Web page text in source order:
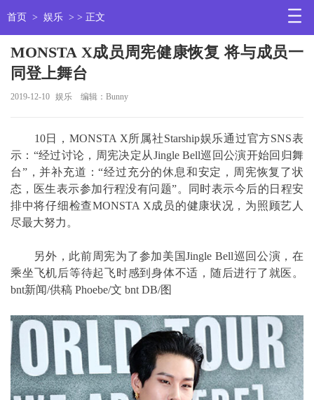
首页 > 娱乐 > > 正文
MONSTA X成员周宪健康恢复 将与成员一
同登上舞台
2019-12-10 娱乐 编辑：Bunny
10日，MONSTA X所属社Starship娱乐通过官方SNS表
示：“经过讨论，周宪决定从Jingle Bell巡回公演开始回归舞
台”，并补充道：“经过充分的休息和安定，周宪恢复了状
态，医生表示参加行程没有问题”。同时表示今后的日程安
排中将仔细检查MONSTA X成员的健康状况，为照顾艺人
尽最大努力。
另外，此前周宪为了参加美国Jingle Bell巡回公演，在
乘坐飞机后等待起飞时感到身体不适，随后进行了就医。
bnt新闻/供稿 Phoebe/文 bnt DB/图